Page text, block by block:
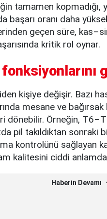
tamamen kopmadığı,
başarı oranı daha
geçen süre,
kritik rol oynar.
kişiye değişir. Bazı
mesane ve
dönebilir. Örneğin,
pil takıldıktan
kontrolünü sağlayan
kalitesini ciddi anlamda
Haberin Devamı